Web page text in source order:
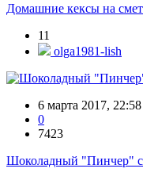
Домашние кексы на
11
olga1981-lish
6 марта 2017, 22:58
0
7423
Шоколадный "Пинчер"